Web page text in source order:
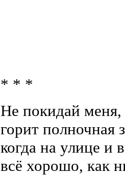
* * *
Не покидай меня,
горит полночная
когда на улице и
всё хорошо, как